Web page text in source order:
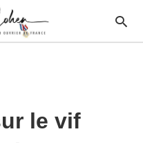
le vif